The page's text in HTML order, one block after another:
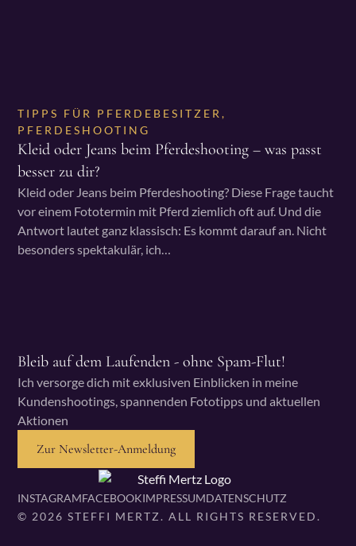
TIPPS FÜR PFERDEBESITZER,
PFERDESHOOTING
Kleid oder Jeans beim Pferdeshooting – was passt
besser zu dir?
Kleid oder Jeans beim Pferdeshooting? Diese Frage taucht
vor einem Fototermin mit Pferd ziemlich oft auf. Und die
Antwort lautet ganz klassisch: Es kommt darauf an. Nicht
besonders spektakulär, ich…
INSTAGRAMFACEBOOKIMPRESSUMDATENSCHUTZ
© 2026 STEFFI MERTZ. ALL RIGHTS RESERVED.
Bleib auf dem Laufenden - ohne Spam-Flut!
Ich versorge dich mit exklusiven Einblicken in meine
Kundenshootings, spannenden Fototipps und aktuellen
Aktionen
Zur Newsletter-Anmeldung